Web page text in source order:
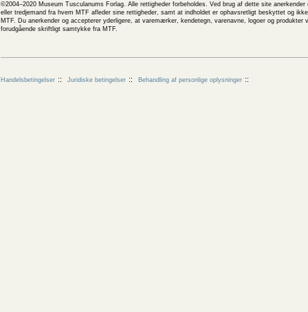
©2004–2020 Museum Tusculanums Forlag. Alle rettigheder forbeholdes. Ved brug af dette site
eller tredjemand fra hvem MTF afleder sine rettigheder, samt at indholdet er ophavsretligt beskyttet og
MTF. Du anerkender og accepterer yderligere, at varemærker, kendetegn, varenavne, logoer og
forudgående skriftligt samtykke fra MTF.
Handelsbetingelser Juridiske betingelser Behandling af personlige oplysninger